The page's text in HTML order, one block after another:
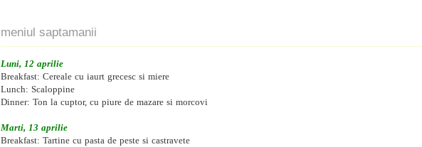
meniul saptamanii
Luni, 12 aprilie
Breakfast: Cereale cu iaurt grecesc si miere
Lunch: Scaloppine
Dinner: Ton la cuptor, cu piure de mazare si morcovi
Marti, 13 aprilie
Breakfast: Tartine cu pasta de peste si castravete